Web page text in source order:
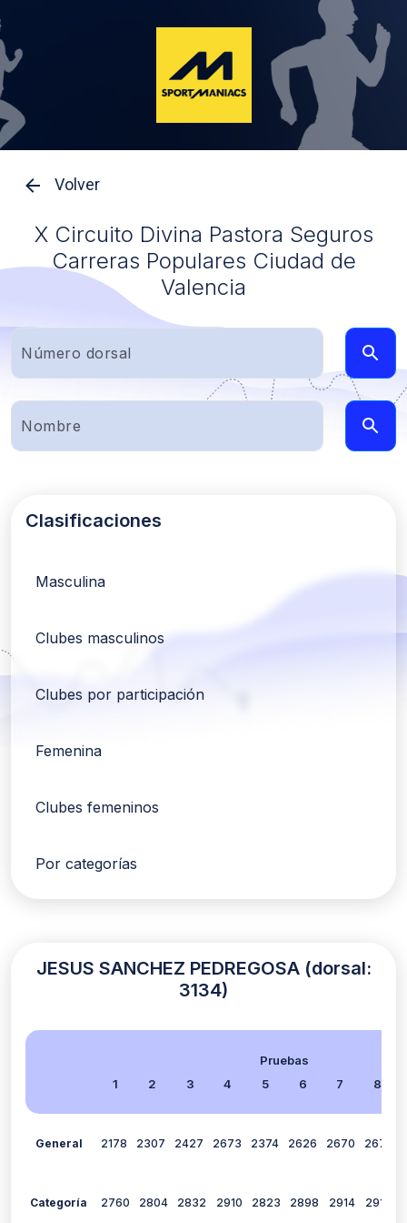
Volver
X Circuito Divina Pastora Seguros
Carreras Populares Ciudad de
Valencia
Clasificaciones
Masculina
Clubes masculinos
Clubes por participación
Femenina
Clubes femeninos
Por categorías
JESUS SANCHEZ PEDREGOSA (dorsal:
3134)
Pruebas
1
2 3 4 5 6 7 8
General 2178 2307 2427 2673 2374 2626 2670 2679
Categoría 2760 2804 2832 2910 2823 2898 2914 2910